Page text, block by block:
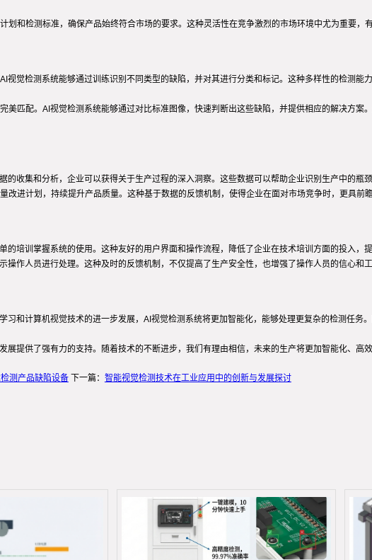
和检测标准，确保产品始终符合市场的要求。这种灵活性在竞争激烈的市场环境中尤为重要，
觉检测系统能够通过训练识别不同类型的缺陷，并对其进行分类和标记。这种多样性的检测能
匹配。AI视觉检测系统能够通过对比标准图像，快速判断出这些缺陷，并提供相应的解决方案
收集和分析，企业可以获得关于生产过程的深入洞察。这些数据可以帮助企业识别生产中的瓶
进计划，持续提升产品质量。这种基于数据的反馈机制，使得企业在面对市场竞争时，更具前瞻
培训掌握系统的使用。这种友好的用户界面和操作流程，降低了企业在技术培训方面的投入，提
作人员进行处理。这种及时的反馈机制，不仅提高了生产安全性，也增强了操作人员的信心和工
和计算机视觉技术的进一步发展，AI视觉检测系统将更加智能化，能够处理更复杂的检测任务
提供了强有力的支持。随着技术的不断进步，我们有理由相信，未来的生产将更加智能化、高效
测产品缺陷设备下一篇： 智能视觉检测技术在工业应用中的创新与发展探讨